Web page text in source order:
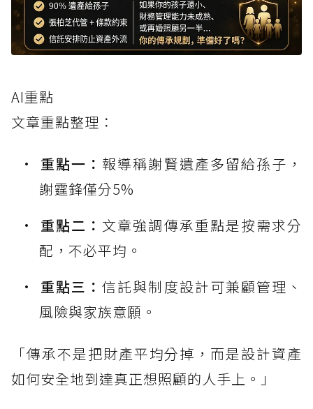
AI重點
文章重點整理：
重點一： 報導稱謝賢遺產多留給孫子，
謝霆鋒僅分5%
重點二： 文章強調傳承重點是按需求分
配，不必平均。
重點三：信託與制度設計可兼顧管理、
風險與家族意願。
「傳承不是把財產平均分掉，而是設計資產
如何安全地到達真正想照顧的人手上。」